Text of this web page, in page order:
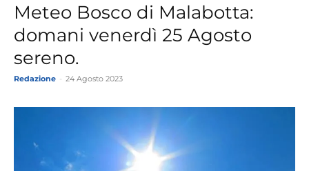
Meteo Bosco di Malabotta:
domani venerdì 25 Agosto
sereno.
Redazione 24 Agosto 2023